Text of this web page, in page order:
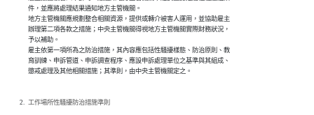
件，並應將處理結果通知地方主管機關。
地方主管機關應規劃整合相關資源，提供或轉介被害人運用，並協助雇主
辦理第二項各款之措施；中央主管機關得視地方主管機關實際財務狀況，
予以補助。
雇主依第一項所為之防治措施，其內容應包括性騷擾樣態、防治原則、教
育訓練、申訴管道、申訴調查程序、應設申訴處理單位之基準與其組成、
懲戒處理及其他相關措施；其準則，由中央主管機關定之。
工作場所性騷擾防治措施準則